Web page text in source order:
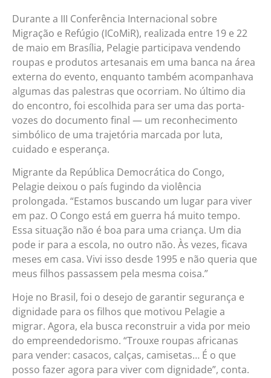
Durante a III Conferência Internacional sobre
Migração e Refúgio (ICoMiR), realizada entre 19 e 22
de maio em Brasília, Pelagie participava vendendo
roupas e produtos artesanais em uma banca na área
externa do evento, enquanto também acompanhava
algumas das palestras que ocorriam. No último dia
do encontro, foi escolhida para ser uma das porta-
vozes do documento final — um reconhecimento
simbólico de uma trajetória marcada por luta,
cuidado e esperança.
Migrante da República Democrática do Congo,
Pelagie deixou o país fugindo da violência
prolongada. “Estamos buscando um lugar para viver
em paz. O Congo está em guerra há muito tempo.
Essa situação não é boa para uma criança. Um dia
pode ir para a escola, no outro não. Às vezes, ficava
meses em casa. Vivi isso desde 1995 e não queria que
meus filhos passassem pela mesma coisa.”
Hoje no Brasil, foi o desejo de garantir segurança e
dignidade para os filhos que motivou Pelagie a
migrar. Agora, ela busca reconstruir a vida por meio
do empreendedorismo. “Trouxe roupas africanas
para vender: casacos, calças, camisetas… É o que
posso fazer agora para viver com dignidade”, conta.